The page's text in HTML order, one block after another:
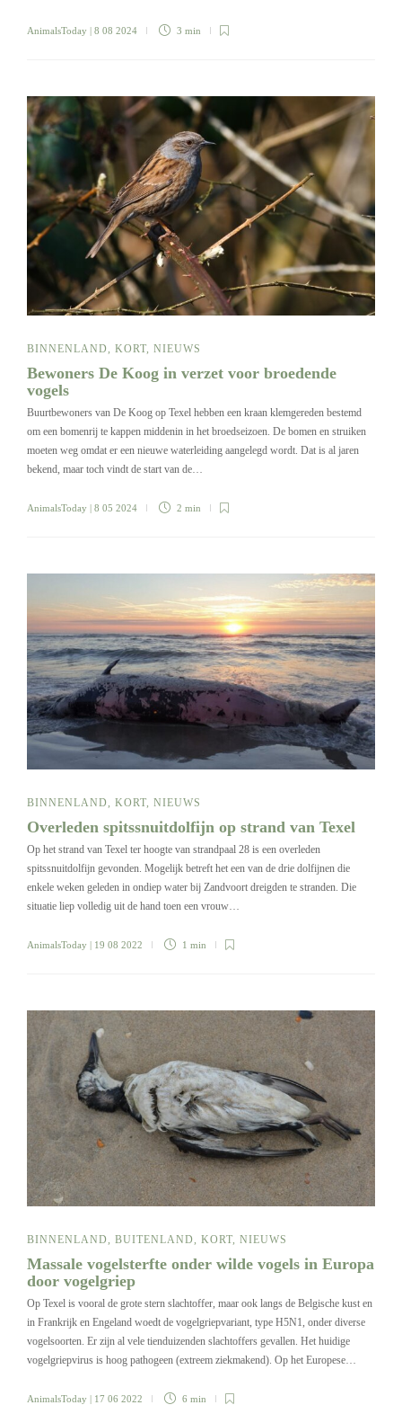
AnimalsToday | 8 08 2024 3 min
BINNENLAND, KORT, NIEUWS
Bewoners De Koog in verzet voor broedende
vogels
Buurtbewoners van De Koog op Texel hebben een kraan klemgereden bestemd
om een bomenrij te kappen middenin in het broedseizoen. De bomen en struiken
moeten weg omdat er een nieuwe waterleiding aangelegd wordt. Dat is al jaren
bekend, maar toch vindt de start van de…
AnimalsToday | 8 05 2024 2 min
BINNENLAND, KORT, NIEUWS
Overleden spitssnuitdolfijn op strand van Texel
Op het strand van Texel ter hoogte van strandpaal 28 is een overleden
spitssnuitdolfijn gevonden. Mogelijk betreft het een van de drie dolfijnen die
enkele weken geleden in ondiep water bij Zandvoort dreigden te stranden. Die
situatie liep volledig uit de hand toen een vrouw…
AnimalsToday | 19 08 2022 1 min
BINNENLAND, BUITENLAND, KORT, NIEUWS
Massale vogelsterfte onder wilde vogels in Europa
door vogelgriep
Op Texel is vooral de grote stern slachtoffer, maar ook langs de Belgische kust en
in Frankrijk en Engeland woedt de vogelgriepvariant, type H5N1, onder diverse
vogelsoorten. Er zijn al vele tienduizenden slachtoffers gevallen. Het huidige
vogelgriepvirus is hoog pathogeen (extreem ziekmakend). Op het Europese…
AnimalsToday | 17 06 2022 6 min